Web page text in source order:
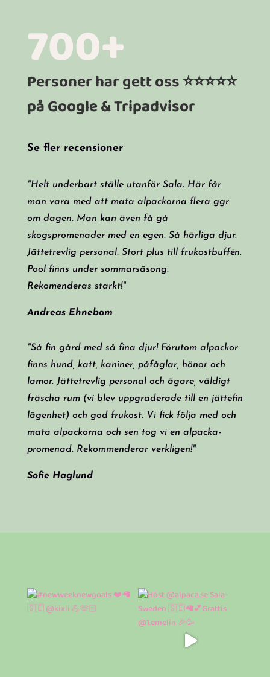
700+
Personer har gett oss ⭐⭐⭐⭐⭐
på Google & Tripadvisor
Se fler recensioner
"Helt underbart ställe utanför Sala. Här får
man vara med att mata alpackorna flera ggr
om dagen. Man kan även få gå
skogspromenader med en egen. Så härliga djur.
Jättetrevlig personal. Stort plus till frukostbuffén.
Pool finns under sommarsäsong.
Rekomenderas starkt!"
Andreas Ehnebom
"Så fin gård med så fina djur! Förutom alpackor
finns hund, katt, kaniner, påfåglar, hönor och
lamor. Jättetrevlig personal och ägare, väldigt
fräscha rum (vi blev uppgraderade till en jättefin
lägenhet) och god frukost. Vi fick följa med och
mata alpackorna och sen tog vi en alpacka-
promenad. Rekommenderar verkligen!"
Sofie Haglund